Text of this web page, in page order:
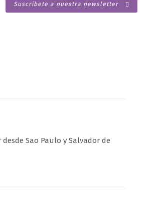
Suscríbete a nuestra newsletter
Sao Paulo y Salvador de